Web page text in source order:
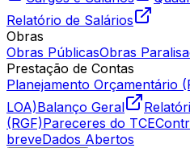
Relatório de Salários
Obras
Obras PúblicasObras
Prestação de Contas
Planejamento Orçamentário
LOA)Balanço Geral
(RGF)Pareceres do TCE
breveDados Abertos